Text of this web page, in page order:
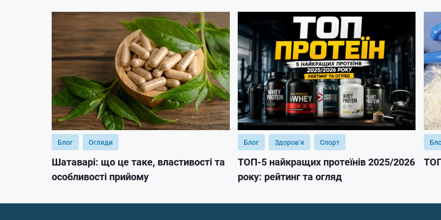
Блог Огляди
Шатаварі: що це таке, властивості та
особливості прийому
Блог Здоров’я Спорт
ТОП-5 найкращих протеїнів 2025/2026
року: рейтинг та огляд